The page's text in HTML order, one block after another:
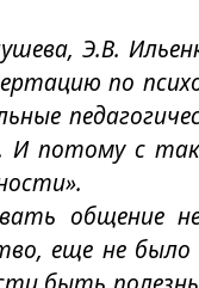
Э.В.
по
И потому с
общение
еще не было